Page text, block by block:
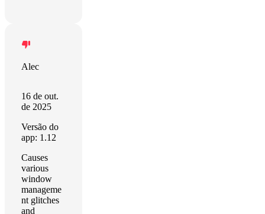
Alec
16 de out.
de 2025
Versão do
app: 1.12
Causes
various
window
manageme
nt glitches
and